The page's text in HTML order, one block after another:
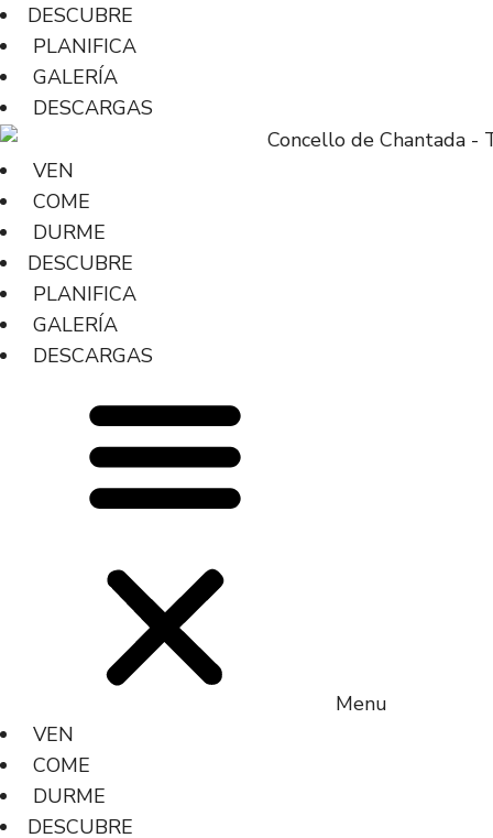
DESCUBRE
PLANIFICA
GALERÍA
DESCARGAS
VEN
COME
DURME
DESCUBRE
PLANIFICA
GALERÍA
DESCARGAS
Menu
VEN
COME
DURME
DESCUBRE